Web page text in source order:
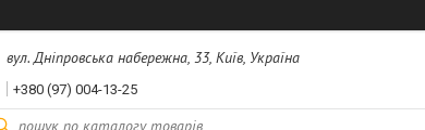
вул. Дніпровська набережна, 33, Київ, Україна
+380 (97) 004-13-25